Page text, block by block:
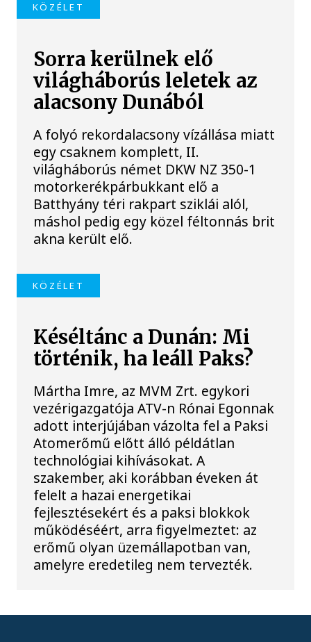
KÖZÉLET
Sorra kerülnek elő
világháborús leletek az
alacsony Dunából
A folyó rekordalacsony vízállása miatt
egy csaknem komplett, II.
világháborús német DKW NZ 350-1
motorkerékpárbukkant elő a
Batthyány téri rakpart sziklái alól,
máshol pedig egy közel féltonnás brit
akna került elő.
KÖZÉLET
Késéltánc a Dunán: Mi
történik, ha leáll Paks?
Mártha Imre, az MVM Zrt. egykori
vezérigazgatója ATV-n Rónai Egonnak
adott interjújában vázolta fel a Paksi
Atomerőmű előtt álló példátlan
technológiai kihívásokat. A
szakember, aki korábban éveken át
felelt a hazai energetikai
fejlesztésekért és a paksi blokkok
működéséért, arra figyelmeztet: az
erőmű olyan üzemállapotban van,
amelyre eredetileg nem tervezték.